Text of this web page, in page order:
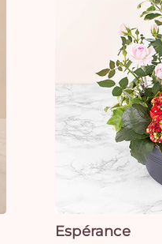
Espérance